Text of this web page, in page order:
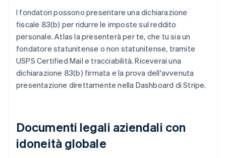
I fondatori possono presentare una dichiarazione
fiscale 83(b) per ridurre le imposte sul reddito
personale. Atlas la presenterà per te, che tu sia un
fondatore statunitense o non statunitense, tramite
USPS Certified Mail e tracciabilità. Riceverai una
dichiarazione 83(b) firmata e la prova dell'avvenuta
presentazione direttamente nella Dashboard di Stripe.
Documenti legali aziendali con
idoneità globale